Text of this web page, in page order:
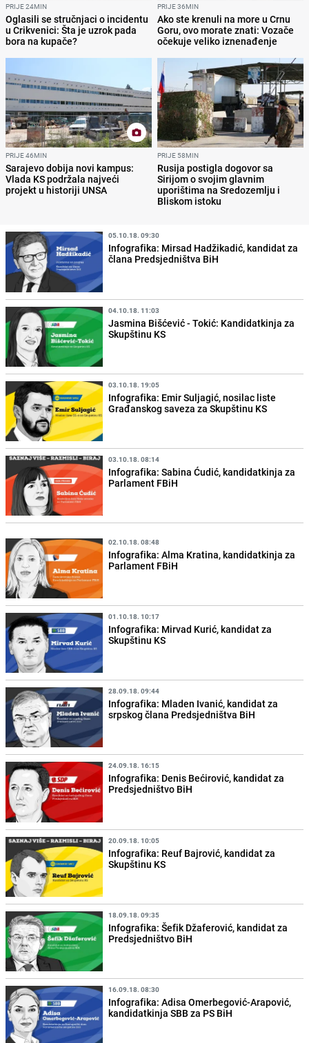
PRIJE 24MIN
Oglasili se stručnjaci o incidentu
u Crikvenici: Šta je uzrok pada
bora na kupače?
PRIJE 36MIN
Ako ste krenuli na more u Crnu
Goru, ovo morate znati: Vozače
očekuje veliko iznenađenje
PRIJE 46MIN
Sarajevo dobija novi kampus:
Vlada KS podržala najveći
projekt u historiji UNSA
PRIJE 58MIN
Rusija postigla dogovor sa
Sirijom o svojim glavnim
uporištima na Sredozemlju i
Bliskom istoku
05.10.18. 09:30
Infografika: Mirsad Hadžikadić, kandidat za
člana Predsjedništva BiH
04.10.18. 11:03
Jasmina Bišćević - Tokić: Kandidatkinja za
Skupštinu KS
03.10.18. 19:05
Infografika: Emir Suljagić, nosilac liste
Građanskog saveza za Skupštinu KS
03.10.18. 08:14
Infografika: Sabina Ćudić, kandidatkinja za
Parlament FBiH
02.10.18. 08:48
Infografika: Alma Kratina, kandidatkinja za
Parlament FBiH
01.10.18. 10:17
Infografika: Mirvad Kurić, kandidat za
Skupštinu KS
28.09.18. 09:44
Infografika: Mladen Ivanić, kandidat za
srpskog člana Predsjedništva BiH
24.09.18. 16:15
Infografika: Denis Bećirović, kandidat za
Predsjedništvo BiH
20.09.18. 10:05
Infografika: Reuf Bajrović, kandidat za
Skupštinu KS
18.09.18. 09:35
Infografika: Šefik Džaferović, kandidat za
Predsjedništvo BiH
16.09.18. 08:30
Infografika: Adisa Omerbegović-Arapović,
kandidatkinja SBB za PS BiH